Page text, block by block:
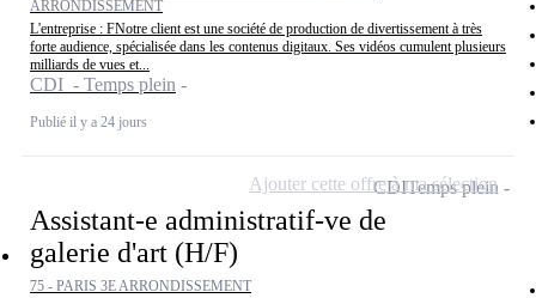
ARRONDISSEMENT
L'entreprise : FNotre client est une société de production de divertissement à très
forte audience, spécialisée dans les contenus digitaux. Ses vidéos cumulent plusieurs
milliards de vues et...
CDI - Temps plein
Publié il y a 24 jours
Assistant-e administratif-ve de
galerie d'art (H/F)
75 - PARIS 3E ARRONDISSEMENT
CDITemps plein
Ajouter cette offre à ma sélection